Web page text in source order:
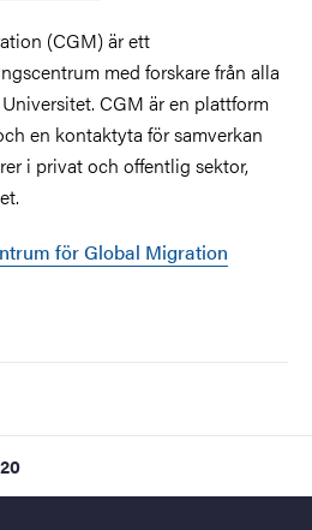
(CGM) är ett
med forskare från alla
CGM är en plattform
en kontaktyta för samverkan
i privat och offentlig sektor,
för Global Migration